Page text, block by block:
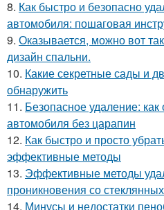
8. Как быстро и безопасно
автомобиля: пошаговая
9. Оказывается, можно вот
дизайн спальни.
10. Какие секретные сады и
обнаружить
11. Безопасное удаление: как
автомобиля без царапин
12. Как быстро и просто
эффективные методы
13. Эффективные методы
проникновения со
14. Минусы и недостатки